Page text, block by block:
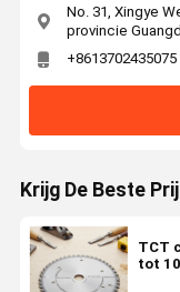
No. 31, Xingye
provincie
+8613702435075
Krijg De Beste
TCT
tot